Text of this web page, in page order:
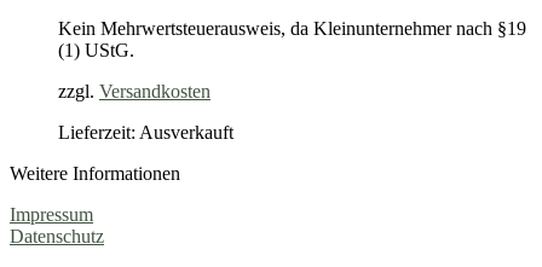
Kein Mehrwertsteuerausweis, da Kleinunternehmer nach §19
(1) UStG.
zzgl. Versandkosten
Lieferzeit: Ausverkauft
Weitere Informationen
Impressum
Datenschutz